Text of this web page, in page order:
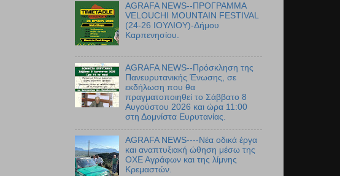
AGRAFA NEWS--ΠΡΟΓΡΑΜΜΑ
VELOUCHI MOUNTAIN FESTIVAL
(24-26 ΙΟΥΛΙΟΥ)-Δήμου
Καρπενησίου.
AGRAFA NEWS--Πρόσκληση της
Πανευρυτανικής Ένωσης, σε
εκδήλωση που θα
πραγματοποιηθεί το Σάββατο 8
Αυγούστου 2026 και ώρα 11:00
στη Δομνίστα Ευρυτανίας.
AGRAFA NEWS----Νέα οδικά έργα
και αναπτυξιακή ώθηση μέσω της
ΟΧΕ Αγράφων και της λίμνης
Κρεμαστών.